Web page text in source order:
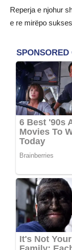
Reperja e njohur
e re mirëpo